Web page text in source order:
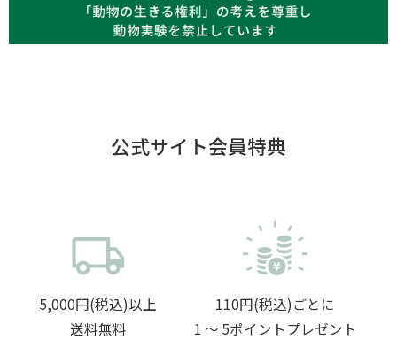
公式サイト会員特典
5,000円(税込)以上
送料無料
110円(税込)ごとに
1 〜 5ポイントプレゼント